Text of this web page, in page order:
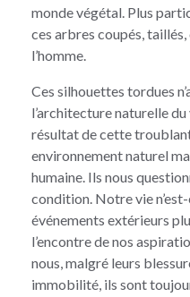
monde végétal. Plus
ces arbres coupés,
l’homme.
Ces silhouettes tordues
l’architecture naturelle
résultat de cette
environnement naturel
humaine. Ils nous
condition. Notre vie
événements extérieurs
l’encontre de nos
nous, malgré leurs
immobilité, ils sont